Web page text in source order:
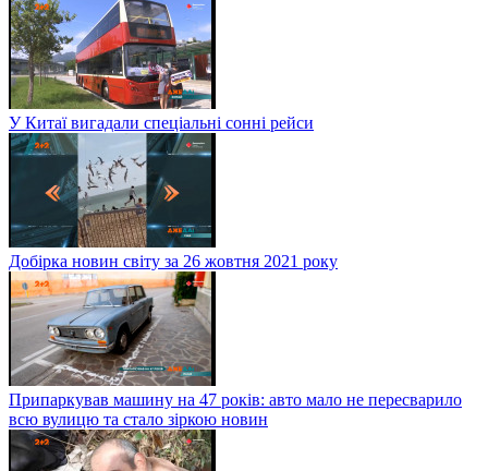
У Китаї вигадали спеціальні сонні рейси
Добірка новин світу за 26 жовтня 2021 року
Припаркував машину на 47 років: авто мало не пересварило
всю вулицю та стало зіркою новин